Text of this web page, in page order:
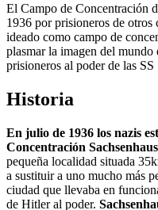
El Campo de Concentración
1936 por prisioneros de
ideado como campo de
plasmar la imagen del
prisioneros al poder de las SS
Historia
En julio de 1936 los nazis
Concentración
pequeña localidad situada
a sustituir a uno mucho más
ciudad que llevaba en
de Hitler al poder.